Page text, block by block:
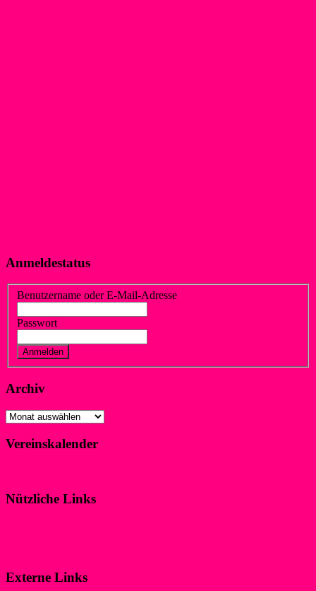
Anmeldestatus
Benutzername oder E-Mail-Adresse
Passwort
Archiv
Archiv
Vereinskalender
Nützliche Links
Externe Links